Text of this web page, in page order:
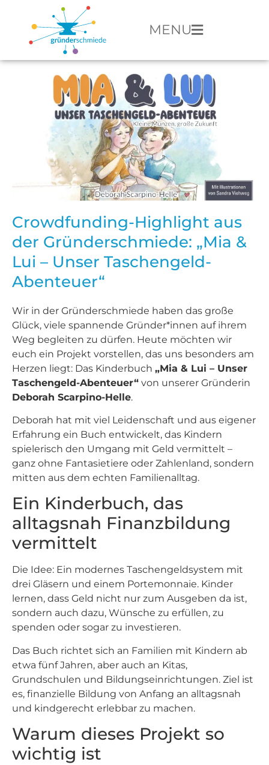
MENU
Crowdfunding-Highlight aus
der Gründerschmiede: „Mia &
Lui – Unser Taschengeld-
Abenteuer“
Wir in der Gründerschmiede haben das große
Glück, viele spannende Gründer*innen auf ihrem
Weg begleiten zu dürfen. Heute möchten wir
euch ein Projekt vorstellen, das uns besonders am
Herzen liegt: Das Kinderbuch „Mia & Lui – Unser
Taschengeld-Abenteuer“ von unserer Gründerin
Deborah Scarpino-Helle.
Deborah hat mit viel Leidenschaft und aus eigener
Erfahrung ein Buch entwickelt, das Kindern
spielerisch den Umgang mit Geld vermittelt –
ganz ohne Fantasietiere oder Zahlenland, sondern
mitten aus dem echten Familienalltag.
Ein Kinderbuch, das
alltagsnah Finanzbildung
vermittelt
Die Idee: Ein modernes Taschengeldsystem mit
drei Gläsern und einem Portemonnaie. Kinder
lernen, dass Geld nicht nur zum Ausgeben da ist,
sondern auch dazu, Wünsche zu erfüllen, zu
spenden oder sogar zu investieren.
Das Buch richtet sich an Familien mit Kindern ab
etwa fünf Jahren, aber auch an Kitas,
Grundschulen und Bildungseinrichtungen. Ziel ist
es, finanzielle Bildung von Anfang an alltagsnah
und kindgerecht erlebbar zu machen.
Warum dieses Projekt so
wichtig ist